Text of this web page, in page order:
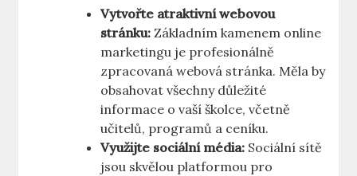
Vytvořte atraktivní webovou
stránku: Základním kamenem online
marketingu je profesionálně
zpracovaná webová stránka. Měla by
obsahovat všechny důležité
informace o vaší školce, včetně
učitelů, programů a ceníku.
Využijte sociální média: Sociální sítě
jsou skvělou platformou pro